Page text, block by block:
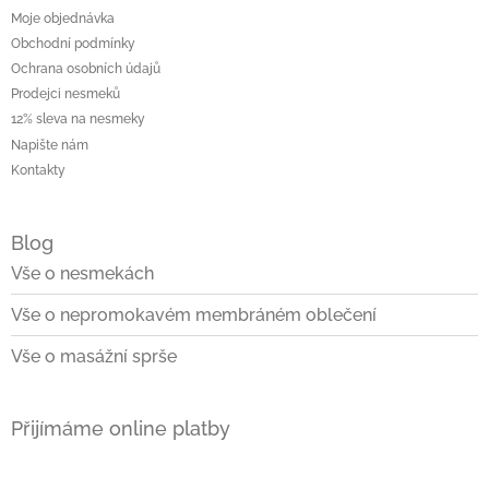
Moje objednávka
Obchodní podmínky
Ochrana osobních údajů
Prodejci nesmeků
12% sleva na nesmeky
Napište nám
Kontakty
Blog
Vše o nesmekách
Vše o nepromokavém membráném oblečení
Vše o masážní sprše
Přijímáme online platby